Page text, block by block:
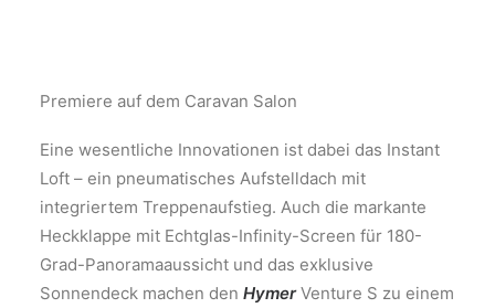
Premiere auf dem Caravan Salon
Eine wesentliche Innovationen ist dabei das Instant
Loft – ein pneumatisches Aufstelldach mit
integriertem Treppenaufstieg. Auch die markante
Heckklappe mit Echtglas-Infinity-Screen für 180-
Grad-Panoramaaussicht und das exklusive
Sonnendeck machen den HymerVenture S zu einem